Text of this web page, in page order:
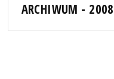
ARCHIWUM - 2008